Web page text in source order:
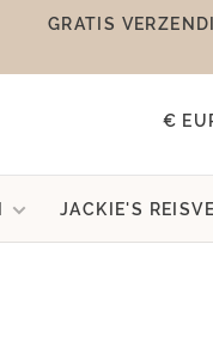
GRATIS
€
JACKIE'S